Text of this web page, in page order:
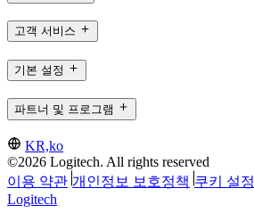
고객 서비스
기본 설정
파트너 및 프로그램
KR,ko
©2026 Logitech. All rights reserved
이용 약관 개인정보 보호정책 쿠키 설정
Logitech